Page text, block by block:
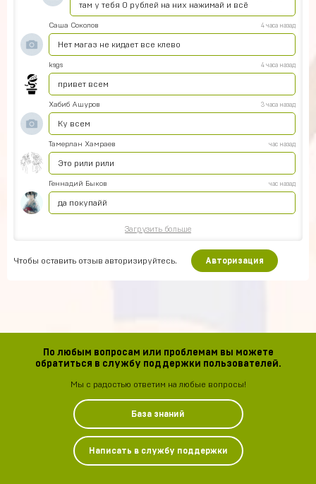
там у тебя 0 рублей на них нажимай и всё
Саша Соколов 4 часа назад
Нет магаз не кидает все клево
ksgs 4 часа назад
привет всем
Хабиб Ашуров 3 часа назад
Ку всем
Тамерлан Хамраев час назад
Это рили рили
Геннадий Быков час назад
да покупайй
Загрузить больше
Чтобы оставить отзыв авторизируйтесь. Авторизация
По любым вопросам или проблемам вы можете
обратиться в службу поддержки пользователей.
Мы с радостью ответим на любые вопросы!
База знаний
Написать в службу поддержки